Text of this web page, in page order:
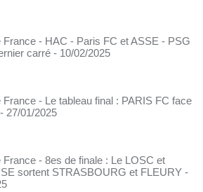
France - HAC - Paris FC et ASSE - PSG
carré - 10/02/2025
France - Le tableau final : PARIS FC face
- 27/01/2025
France - 8es de finale : Le LOSC et
sortent STRASBOURG et FLEURY -